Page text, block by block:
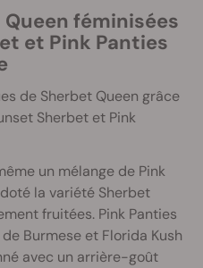
féminisées
et Pink Panties
de Sherbet Queen grâce
Sherbet et Pink
un mélange de Pink
la variété Sherbet
fruitées. Pink Panties
Burmese et Florida Kush
avec un arrière-goût